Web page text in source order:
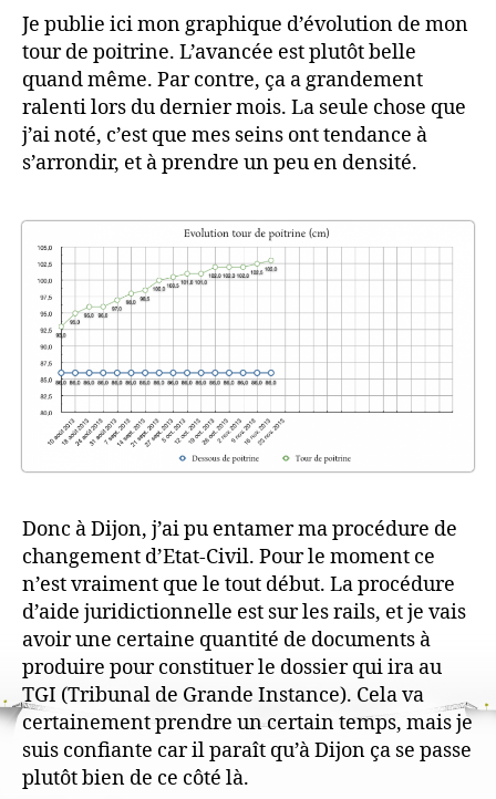
sur
la
Passerelle
Je publie ici mon graphique d’évolution de mon
tour de poitrine. L’avancée est plutôt belle
quand même. Par contre, ça a grandement
ralenti lors du dernier mois. La seule chose que
j’ai noté, c’est que mes seins ont tendance à
s’arrondir, et à prendre un peu en densité.
Donc à Dijon, j’ai pu entamer ma procédure de
changement d’Etat-Civil. Pour le moment ce
n’est vraiment que le tout début. La procédure
d’aide juridictionnelle est sur les rails, et je vais
avoir une certaine quantité de documents à
produire pour constituer le dossier qui ira au
TGI (Tribunal de Grande Instance). Cela va
certainement prendre un certain temps, mais je
suis confiante car il paraît qu’à Dijon ça se passe
plutôt bien de ce côté là.